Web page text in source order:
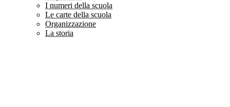
I numeri della scuola
Le carte della scuola
Organizzazione
La storia